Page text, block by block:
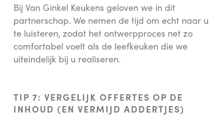
Bij Van Ginkel Keukens geloven we in dit
partnerschap. We nemen de tijd om echt naar u
te luisteren, zodat het ontwerpproces net zo
comfortabel voelt als de leefkeuken die we
uiteindelijk bij u realiseren.
TIP 7: VERGELIJK OFFERTES OP DE
INHOUD (EN VERMIJD ADDERTJES)